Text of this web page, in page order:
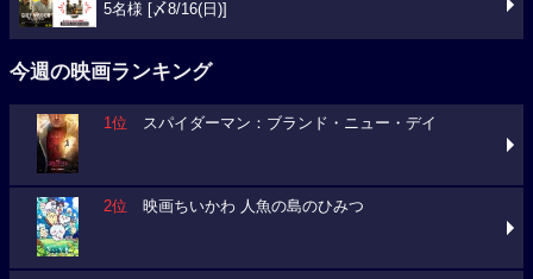
5名様 [〆8/16(日)]
今週の映画ランキング
1位 スパイダーマン：ブランド・ニュー・デイ
2位 映画ちいかわ 人魚の島のひみつ